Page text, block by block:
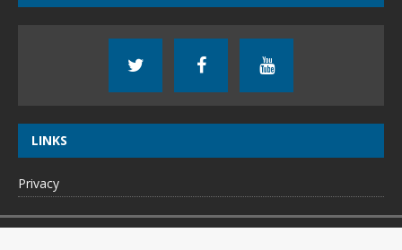
LINKS
Privacy